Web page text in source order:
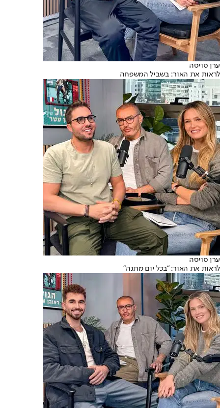
ערן סויסה
לראות את האור: בשביל המשפחה
ערן סויסה
לראות את האור: "בכל יום מתנה"